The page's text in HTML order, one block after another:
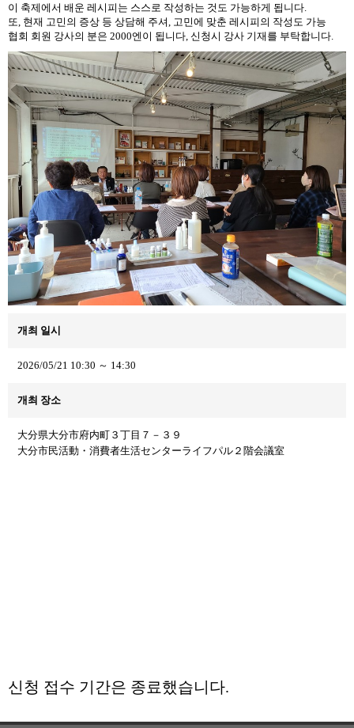
이 축제에서 배운 레시피는 스스로 작성하는 것도 가능하게 됩니다.
또, 현재 고민의 증상 등 상담해 주셔, 고민에 맞춘 레시피의 작성도 가능
협회 회원 강사의 분은 2000엔이 됩니다, 신청시 강사 기재를 부탁합니다.
개최 일시
2026/05/21 10:30 ～ 14:30
개최 장소
大分県大分市府内町３丁目７－３９
大分市民活動・消費者生活センターライフパル２階会議室
신청 접수 기간은 종료했습니다.